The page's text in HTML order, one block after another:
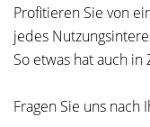
Profitieren Sie von
jedes
So etwas hat auch
Fragen Sie uns